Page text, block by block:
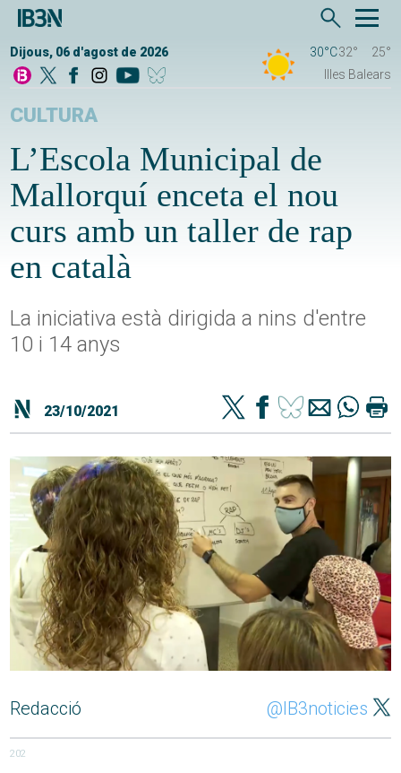
Dijous, 06 d'agost de 2026 30°C32°
25°
Illes Balears
CULTURA
L’Escola Municipal de
Mallorquí enceta el nou
curs amb un taller de rap
en català
La iniciativa està dirigida a nins d'entre
10 i 14 anys
23/10/2021
Redacció @IB3noticies
202